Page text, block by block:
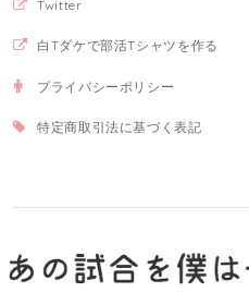
Twitter
白Tダケで部活Tシャツを作る
プライバシーポリシー
特定商取引法に基づく表記